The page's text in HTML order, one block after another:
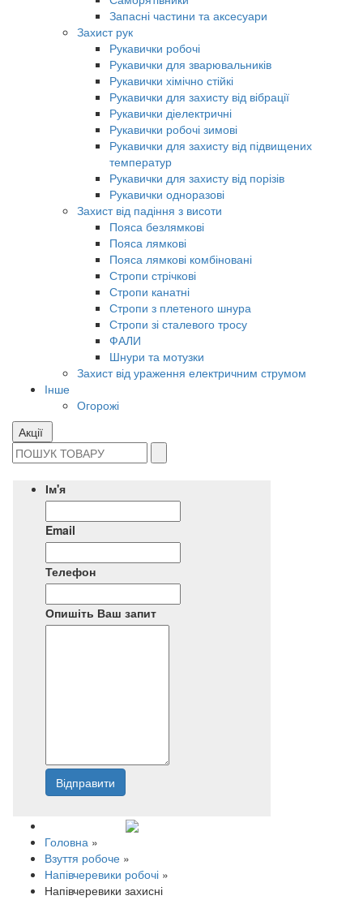
Запасні частини та аксесуари
Захист рук
Рукавички робочі
Рукавички для зварювальників
Рукавички хімічно стійкі
Рукавички для захисту від вібрації
Рукавички діелектричні
Рукавички робочі зимові
Рукавички для захисту від підвищених
температур
Рукавички для захисту від порізів
Рукавички одноразові
Захист від падіння з висоти
Пояса безлямкові
Пояса лямкові
Пояса лямкові комбіновані
Стропи стрічкові
Стропи канатні
Стропи з плетеного шнура
Стропи зі сталевого тросу
ФАЛИ
Шнури та мотузки
Захист від ураження електричним струмом
Інше
Огорожі
Акції
Ім'я
Email
Телефон
Опишіть Ваш запит
Відправити
Головна »
Взуття робоче »
Напівчеревики робочі »
Напівчеревики захисні